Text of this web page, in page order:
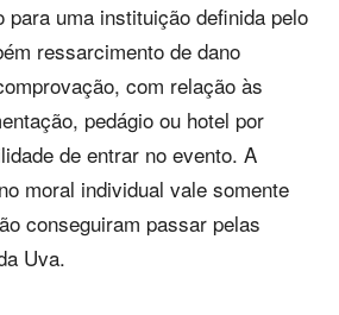
para uma instituição definida pelo
ressarcimento de dano
com relação às
pedágio ou hotel por
de entrar no evento. A
moral individual vale somente
conseguiram passar pelas
Uva.